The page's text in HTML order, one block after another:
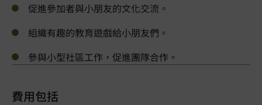
促進參加者與小朋友的文化交流。
組織有趣的教育遊戲給小朋友們。
參與小型社區工作，促進團隊合作。
費用包括